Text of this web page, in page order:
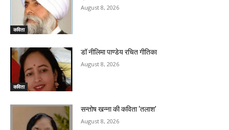
कविता
August 8, 2026
कविता
डॉ नीलिमा पाण्डेय रचित गीतिका
August 8, 2026
सन्तोष खन्ना की कविता ‘तलाश’
August 8, 2026